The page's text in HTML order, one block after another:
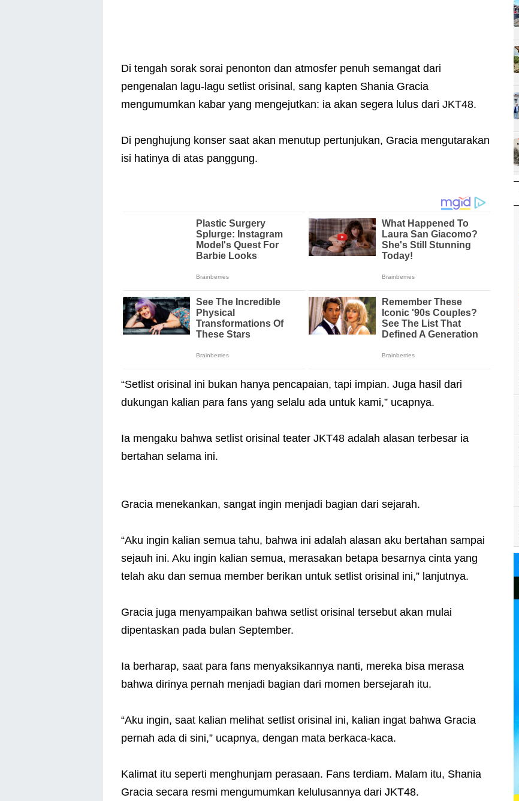
Di tengah sorak sorai penonton dan atmosfer penuh semangat dari
pengenalan lagu-lagu setlist orisinal, sang kapten Shania Gracia
mengumumkan kabar yang mengejutkan: ia akan segera lulus dari JKT48.
Di penghujung konser saat akan menutup pertunjukan, Gracia mengutarakan
isi hatinya di atas panggung.
“Setlist orisinal ini bukan hanya pencapaian, tapi impian. Juga hasil dari
dukungan kalian para fans yang selalu ada untuk kami,” ucapnya.
Ia mengaku bahwa setlist orisinal teater JKT48 adalah alasan terbesar ia
bertahan selama ini.
Gracia menekankan, sangat ingin menjadi bagian dari sejarah.
“Aku ingin kalian semua tahu, bahwa ini adalah alasan aku bertahan sampai
sejauh ini. Aku ingin kalian semua, merasakan betapa besarnya cinta yang
telah aku dan semua member berikan untuk setlist orisinal ini,” lanjutnya.
Gracia juga menyampaikan bahwa setlist orisinal tersebut akan mulai
dipentaskan pada bulan September.
Ia berharap, saat para fans menyaksikannya nanti, mereka bisa merasa
bahwa dirinya pernah menjadi bagian dari momen bersejarah itu.
“Aku ingin, saat kalian melihat setlist orisinal ini, kalian ingat bahwa Gracia
pernah ada di sini,” ucapnya, dengan mata berkaca-kaca.
Kalimat itu seperti menghunjam perasaan. Fans terdiam. Malam itu, Shania
Gracia secara resmi mengumumkan kelulusannya dari JKT48.